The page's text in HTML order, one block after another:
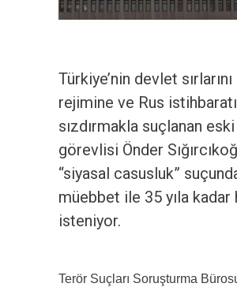
Türkiye’nin devlet
rejimine ve Rus
sızdırmakla suçlanan
görevlisi Önder
“siyasal casusluk”
müebbet ile 35 yıla kadar
isteniyor.
Terör Suçları Soruşturma